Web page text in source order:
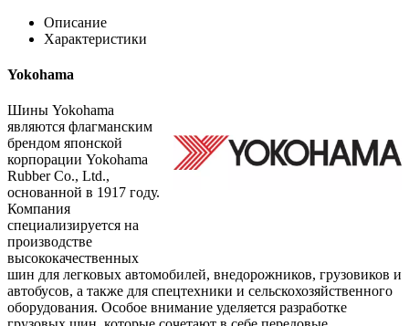
Описание
Характеристики
Yokohama
Шины Yokohama
являются флагманским
брендом японской
корпорации Yokohama
Rubber Co., Ltd.,
основанной в 1917 году.
Компания
специализируется на
производстве
высококачественных
шин для легковых автомобилей, внедорожников, грузовиков и
автобусов, а также для спецтехники и сельскохозяйственного
оборудования. Особое внимание уделяется разработке